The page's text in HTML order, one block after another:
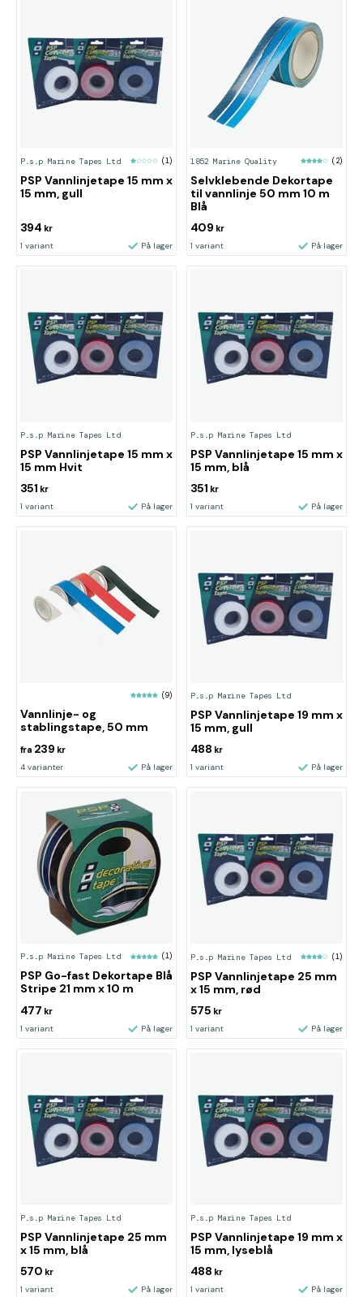
P.s.p Marine Tapes Ltd (1)
PSP Vannlinjetape 15 mm x
15 mm, gull
394 kr
1 variant På lager
1852 Marine Quality (2)
Selvklebende Dekortape
til vannlinje 50 mm 10 m
Blå
409 kr
1 variant På lager
P.s.p Marine Tapes Ltd
PSP Vannlinjetape 15 mm x
15 mm Hvit
351 kr
1 variant På lager
P.s.p Marine Tapes Ltd
PSP Vannlinjetape 15 mm x
15 mm, blå
351 kr
1 variant På lager
(9)
Vannlinje- og
stablingstape, 50 mm
fra 239 kr
4 varianter På lager
P.s.p Marine Tapes Ltd
PSP Vannlinjetape 19 mm x
15 mm, gull
488 kr
1 variant På lager
P.s.p Marine Tapes Ltd (1)
PSP Go-fast Dekortape Blå
Stripe 21 mm x 10 m
477 kr
1 variant På lager
P.s.p Marine Tapes Ltd (1)
PSP Vannlinjetape 25 mm
x 15 mm, rød
575 kr
1 variant På lager
P.s.p Marine Tapes Ltd
PSP Vannlinjetape 25 mm
x 15 mm, blå
570 kr
1 variant På lager
P.s.p Marine Tapes Ltd
PSP Vannlinjetape 19 mm x
15 mm, lyseblå
488 kr
1 variant På lager